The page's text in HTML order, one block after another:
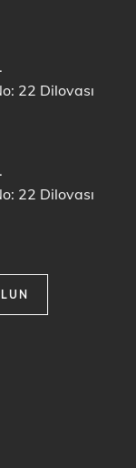
22 Dilovası
22 Dilovası